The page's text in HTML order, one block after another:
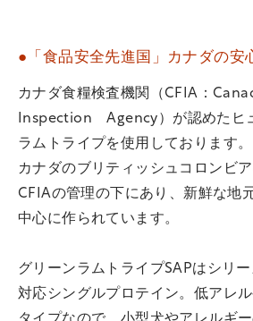
●「食品安全先進国」カナダの安
カナダ食糧検査機関（CFIA：
Inspection Agency）が認めたヒ
ラムトライプを使用しております。
カナダのブリティッシュコロンビ
CFIAの管理の下にあり、新鮮な地
中心に作られています。
グリーンラムトライプSAPはシリ
対応シングルプロテイン。低アレ